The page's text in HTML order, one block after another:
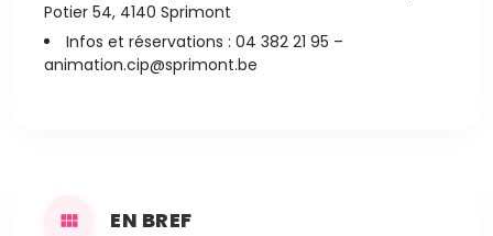
Potier 54, 4140 Sprimont
Infos et réservations : 04 382 21 95 –
animation.cip@sprimont.be
EN BREF